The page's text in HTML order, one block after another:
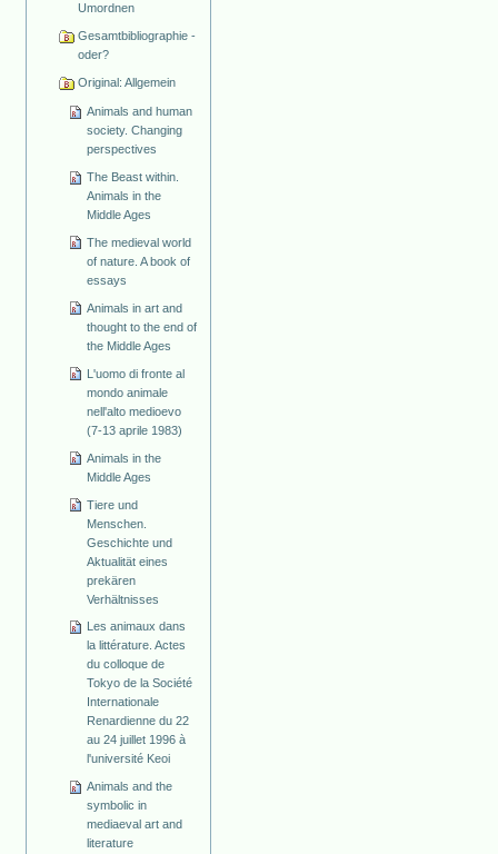
Umordnen
Gesamtbibliographie -
oder?
Original: Allgemein
Animals and human
society. Changing
perspectives
The Beast within.
Animals in the
Middle Ages
The medieval world
of nature. A book of
essays
Animals in art and
thought to the end of
the Middle Ages
L'uomo di fronte al
mondo animale
nell'alto medioevo
(7-13 aprile 1983)
Animals in the
Middle Ages
Tiere und
Menschen.
Geschichte und
Aktualität eines
prekären
Verhältnisses
Les animaux dans
la littérature. Actes
du colloque de
Tokyo de la Société
Internationale
Renardienne du 22
au 24 juillet 1996 à
l'université Keoi
Animals and the
symbolic in
mediaeval art and
literature